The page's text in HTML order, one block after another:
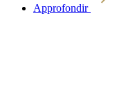
Approfondir